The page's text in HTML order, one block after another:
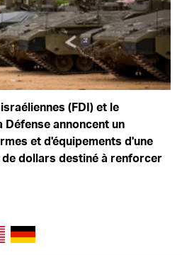
(FDI) et le
annoncent un
et d'équipements d'une
dollars destiné à renforcer